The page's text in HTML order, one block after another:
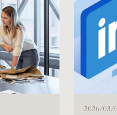
2026/03/